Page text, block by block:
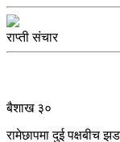
राप्ती संचार
बैशाख ३०
रामेछापमा दुई पक्षबीच